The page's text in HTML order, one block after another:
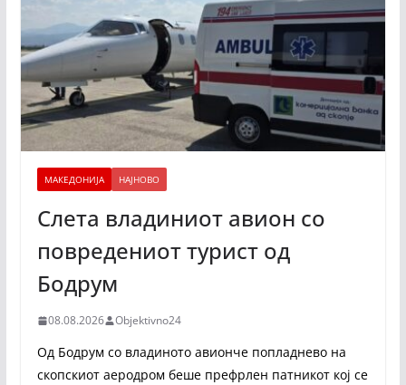
МАКЕДОНИЈА НАЈНОВО
Слета владиниот авион со
повредениот турист од
Бодрум
08.08.2026 Objektivno24
Од Бодрум со владиното авионче попладнево на
скопскиот аеродром беше префрлен патникот кој се